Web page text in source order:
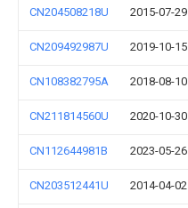
CN204508218U 2015-07-29
CN209492987U 2019-10-15
CN108382795A 2018-08-10
CN211814560U 2020-10-30
CN112644981B 2023-05-26
CN203512441U 2014-04-02